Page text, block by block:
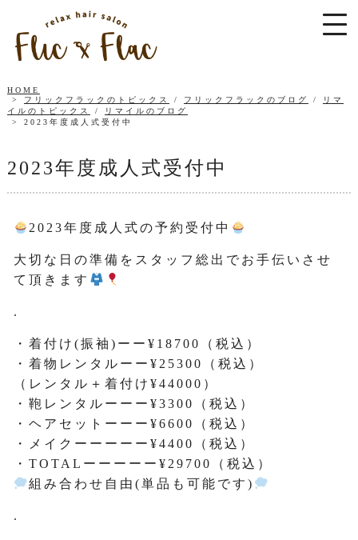
HOME
フリックフラックのトピックス
/ フリックフラックのブログ /
リマ
イルのトピックス
/
リマイルのブログ
2023年度成人式受付中
2023年度成人式受付中
2023年度成人式の予約受付中
大切な日の準備をスタッフ総出でお手伝いさせ
て頂きます
.
・着付け(振袖)ーー¥18700（税込）
・着物レンタルーー¥25300（税込）
（レンタル＋着付け¥44000）
・鞄レンタルーーー¥3300（税込）
・ヘアセットーーー¥6600（税込）
・メイクーーーーー¥4400（税込）
・TOTALーーーーー¥29700（税込）
組み合わせ自由(単品も可能です)
.